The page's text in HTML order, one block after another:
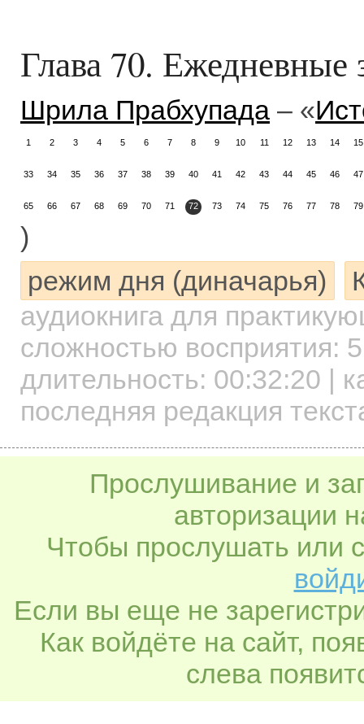
Глава 70.
Шрила Прабхупада – «
1 2 3 4 5 6 7 8 9 10 11 12 13 14 15
33 34 35 36 37 38 39 40 41 42 43 44 45 46 47
65 66 67 68 69 70 71 72 73 74 75 76 77 78 79
)
режим дня (диначарья)
аудиокнига для
сложностью восприятия: 5
длительность: 00:32:20 |
последняя редакция
Прослушивание и
авторизации
Чтобы прослушать или
Если вы еще не
Как войдёте на сайт,
слева